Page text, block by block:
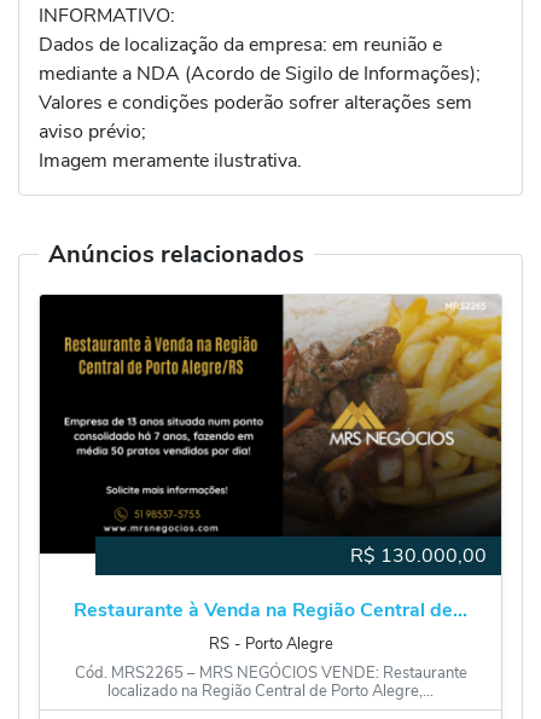
INFORMATIVO:
Dados de localização da empresa: em reunião e
mediante a NDA (Acordo de Sigilo de Informações);
Valores e condições poderão sofrer alterações sem
aviso prévio;
Imagem meramente ilustrativa.
Anúncios relacionados
R$ 130.000,00
Restaurante à Venda na Região Central de...
RS ‐ Porto Alegre
Cód. MRS2265 – MRS NEGÓCIOS VENDE: Restaurante
localizado na Região Central de Porto Alegre,...